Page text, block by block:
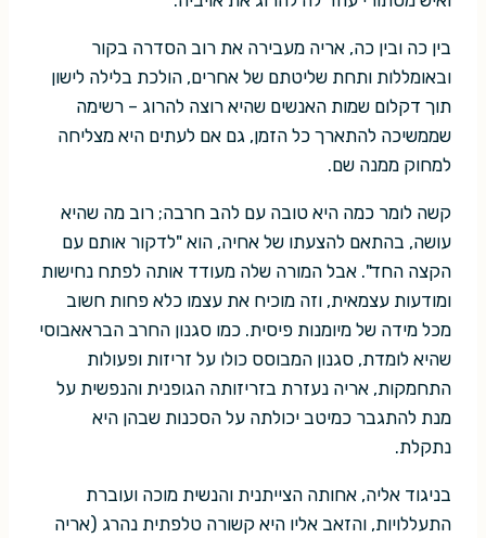
בין כה ובין כה, אריה מעבירה את רוב הסדרה בקור
ובאומללות ותחת שליטתם של אחרים, הולכת בלילה לישון
תוך דקלום שמות האנשים שהיא רוצה להרוג – רשימה
שממשיכה להתארך כל הזמן, גם אם לעתים היא מצליחה
למחוק ממנה שם.
קשה לומר כמה היא טובה עם להב חרבה; רוב מה שהיא
עושה, בהתאם להצעתו של אחיה, הוא "לדקור אותם עם
הקצה החד". אבל המורה שלה מעודד אותה לפתח נחישות
ומודעות עצמאית, וזה מוכיח את עצמו כלא פחות חשוב
מכל מידה של מיומנות פיסית. כמו סגנון החרב הבראאבוסי
שהיא לומדת, סגנון המבוסס כולו על זריזות ופעולות
התחמקות, אריה נעזרת בזריזותה הגופנית והנפשית על
מנת להתגבר כמיטב יכולתה על הסכנות שבהן היא
נתקלת.
בניגוד אליה, אחותה הצייתנית והנשית מוכה ועוברת
התעללויות, והזאב אליו היא קשורה טלפתית נהרג (אריה